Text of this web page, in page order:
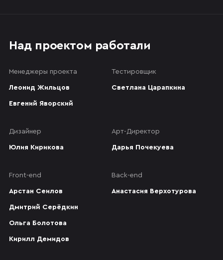
Над проектом работали
Менеджеры проекта
Леонид Жильцов
Евгений Яворский
Тестировщик
Светлана Царапкина
Дизайнер
Юлия Кирикова
Арт-Директор
Дарья Почекуева
Front-end
Арстан Сеилов
Дмитрий Серёдкин
Ольга Болотова
Кирилл Демидов
Back-end
Анастасия Верхотурова